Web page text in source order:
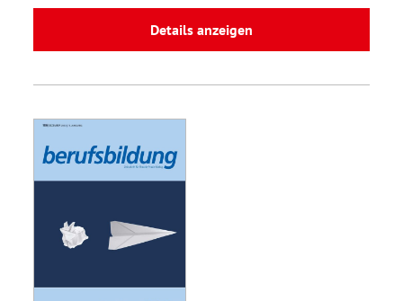
Details anzeigen